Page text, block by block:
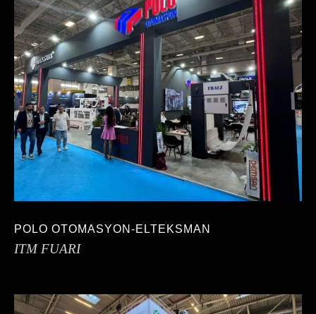
POLO OTOMASYON-ELTEKSMAN
ITM FUARI